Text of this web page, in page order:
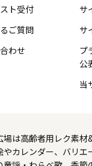
ト受付
ご質問
わせ
サ
サ
プ
公
当
場は高齢者用レク素
やカレンダー、バリエ